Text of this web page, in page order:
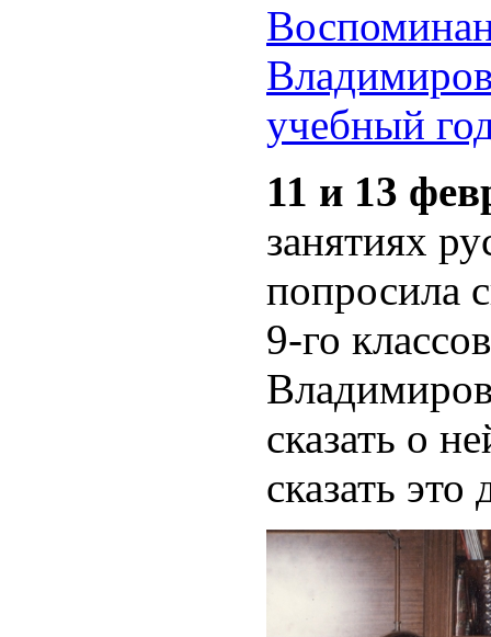
учебный
11 и 13
занятиях
попросила
9-го
сказать о
сказать это